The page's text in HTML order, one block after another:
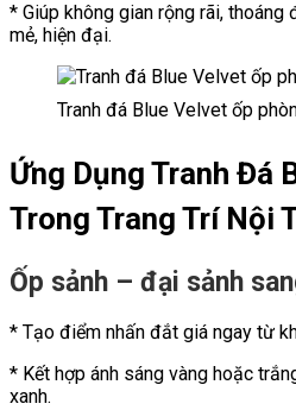
* Giúp không gian rộng rãi, thoáng
mẻ, hiện đại.
Tranh đá Blue Velvet ốp
Ứng Dụng Tranh Đá
Trong Trang Trí Nội
Ốp sảnh – đại sảnh
* Tạo điểm nhấn đắt giá ngay từ
* Kết hợp ánh sáng vàng hoặc
xanh.